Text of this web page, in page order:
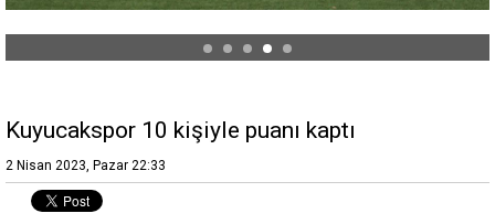
Kuyucakspor 10 kişiyle puanı kaptı
2 Nisan 2023, Pazar 22:33